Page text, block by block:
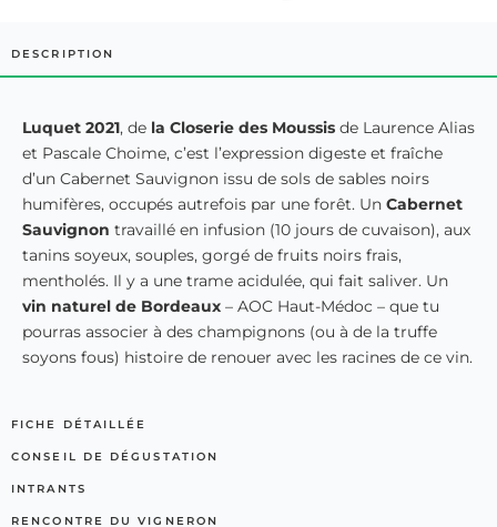
DESCRIPTION
Luquet 2021, de la Closerie des Moussis de Laurence Alias
et Pascale Choime, c’est l’expression digeste et fraîche
d’un Cabernet Sauvignon issu de sols de sables noirs
humifères, occupés autrefois par une forêt. Un Cabernet
Sauvignon travaillé en infusion (10 jours de cuvaison), aux
tanins soyeux, souples, gorgé de fruits noirs frais,
mentholés. Il y a une trame acidulée, qui fait saliver. Un
vin naturel de Bordeaux – AOC Haut-Médoc – que tu
pourras associer à des champignons (ou à de la truffe
soyons fous) histoire de renouer avec les racines de ce vin.
FICHE DÉTAILLÉE
CONSEIL DE DÉGUSTATION
INTRANTS
RENCONTRE DU VIGNERON